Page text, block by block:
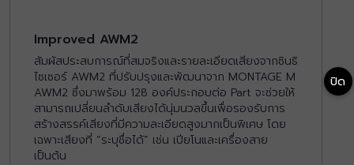
Improved AWM2
สัมผัสประสบการณ์ที่สมจริงและรายละเอียดเสียงจากซินธิ
ไซเซอร์ AWM2 ที่ปรับปรุงและพัฒนาจาก MONTAGE M
AWM2 ซึ่งมาพร้อม 128 องค์ประกอบต่อ Part จะช่วยให้
สามารถเปลี่ยนลำดับเสียงได้นุ่มนวลขึ้นเพื่อรองรับการ
สร้างสรรค์เสียงที่มีความละเอียดสูงมากเป็นพิเศษ โดย
เฉพาะเสียงที่ “ระบุชื่อได้” เช่น เปียโนและเครื่องสาย
เป็นต้น
ปิด